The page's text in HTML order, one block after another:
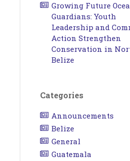
Growing Future
Guardians: Youth
Leadership and
Action Strengthen
Conservation in
Belize
Categories
Announcements
Belize
General
Guatemala